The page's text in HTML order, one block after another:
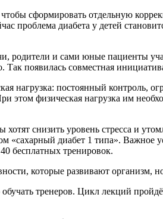
чтобы сформировать отдельную
проблема диабета у детей
родители и сами юные пациенты
Так появилась совместная
нагрузка: постоянный контроль,
этом физическая нагрузка им
хотят снизить уровень стресса и
«сахарный диабет 1 типа». Важное
40 бесплатных тренировок.
которые развивают организм,
обучать тренеров. Цикл лекций